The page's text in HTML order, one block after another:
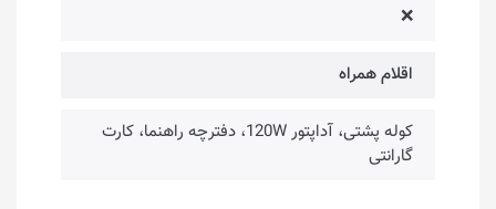
❌
اقلام همراه
کوله پشتی، آداپتور 120W، دفترچه راهنما، کارت
گارانتی